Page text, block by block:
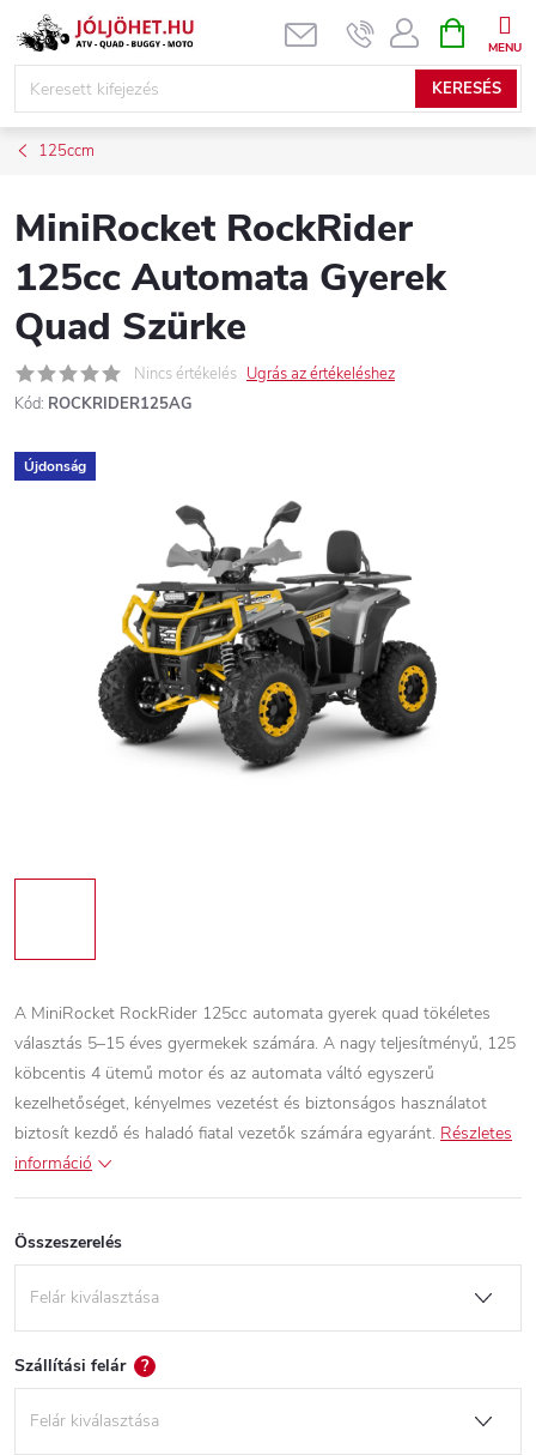
Ugrás
KERESÉS
KOSÁR
125ccm
MiniRocket RockRider
125cc Automata Gyerek
Quad Szürke
Nincs értékelés Ugrás az értékeléshez
Kód: ROCKRIDER125AG
Újdonság
A MiniRocket RockRider 125cc automata gyerek quad tökéletes
választás 5–15 éves gyermekek számára. A nagy teljesítményű, 125
köbcentis 4 ütemű motor és az automata váltó egyszerű
kezelhetőséget, kényelmes vezetést és biztonságos használatot
biztosít kezdő és haladó fiatal vezetők számára egyaránt. Részletes
információ
Összeszerelés
Szállítási felár ?